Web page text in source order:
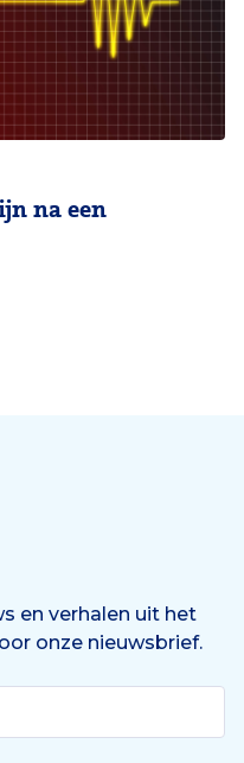
na een
en verhalen uit het
onze nieuwsbrief.